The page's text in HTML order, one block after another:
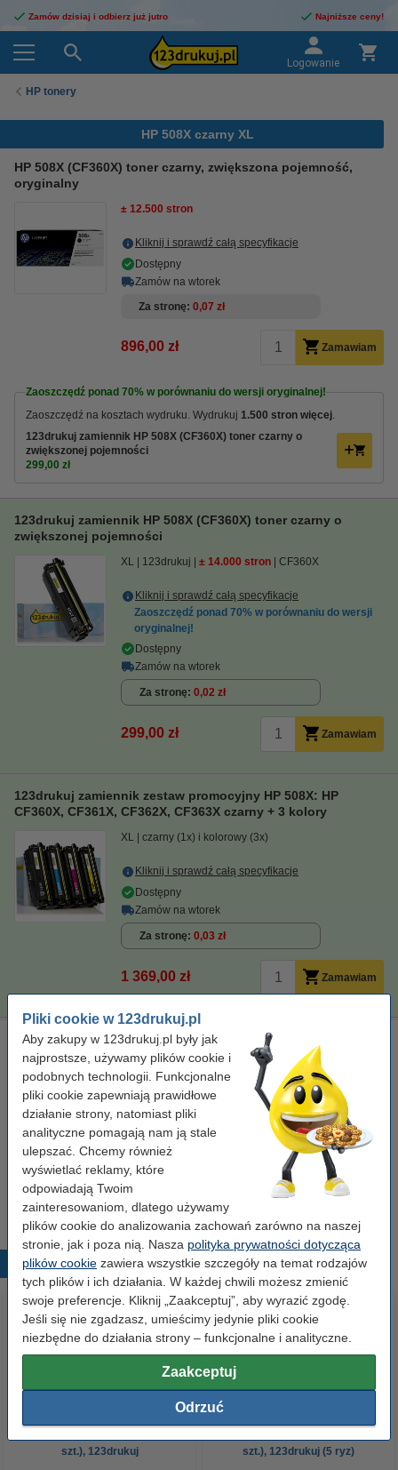
Pliki cookie w 123drukuj.pl
Aby zakupy w 123drukuj.pl były jak
najprostsze, używamy plików cookie i
podobnych technologii. Funkcjonalne
pliki cookie zapewniają prawidłowe
działanie strony, natomiast pliki
analityczne pomagają nam ją stale
ulepszać. Chcemy również
wyświetlać reklamy, które
odpowiadają Twoim
zainteresowaniom, dlatego używamy
plików cookie do analizowania zachowań zarówno na naszej
stronie, jak i poza nią. Nasza polityka prywatności dotycząca
plików cookie zawiera wszystkie szczegóły na temat rodzajów
tych plików i ich działania. W każdej chwili możesz zmienić
swoje preferencje. Kliknij „Zaakceptuj”, aby wyrazić zgodę.
Jeśli się nie zgadzasz, umieścimy jedynie pliki cookie
niezbędne do działania strony – funkcjonalne i analityczne.
Zaakceptuj
Odrzuć
Zamów dzisiaj i odbierz już jutro Najniższe ceny!
Logowanie
HP tonery
HP 508X czarny XL
HP 508X (CF360X) toner czarny, zwiększona pojemność,
oryginalny
± 12.500 stron
Kliknij i sprawdź całą specyfikacje
Dostępny
Zamów na wtorek
Za stronę 0,07 zł
896,00 zł Zamawiam
Zaoszczędź ponad 70% w porównaniu do wersji oryginalnej!
Zaoszczędź na kosztach wydruku. Wydrukuj 1.500 stron więcej.
123drukuj zamiennik HP 508X (CF360X) toner czarny o
zwiększonej pojemności
299,00 zł
123drukuj zamiennik HP 508X (CF360X) toner czarny o
zwiększonej pojemności
XL 123drukuj ± 14.000 stron CF360X
Kliknij i sprawdź całą specyfikacje
Zaoszczędź ponad 70% w porównaniu do wersji
oryginalnej!
Dostępny
Zamów na wtorek
Za stronę 0,02 zł
299,00 zł Zamawiam
123drukuj zamiennik zestaw promocyjny HP 508X: HP
CF360X, CF361X, CF362X, CF363X czarny + 3 kolory
XL czarny (1x) i kolorowy (3x)
Kliknij i sprawdź całą specyfikacje
Dostępny
Zamów na wtorek
Za stronę 0,03 zł
1 369,00 zł Zamawiam
Ściereczka do czyszczenia drukarki laserowej
ściereczka do czyszczenia 43 x 32 cm
żółty
999058
Kliknij i sprawdź całą specyfikacje
Dostępny
Zamów na wtorek
7,50 zł Zamawiam
Popularne produkty
szt.), 123drukuj
szt.), 123drukuj (5 ryz)